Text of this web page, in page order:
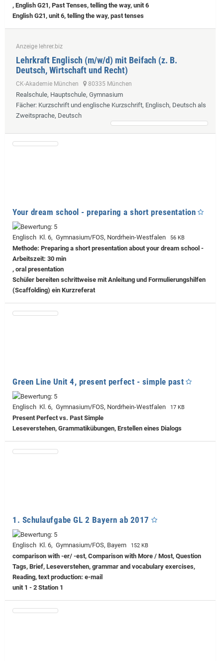
, English G21, Past Tenses, telling the way, unit 6
English G21, unit 6, telling the way, past tenses
Anzeige lehrer.biz
Lehrkraft Englisch (m/w/d) mit Beifach (z. B.
Deutsch, Wirtschaft und Recht)
CK-Akademie München 80335 München
Realschule, Hauptschule, Gymnasium
Fächer: Kurzschrift und englische Kurzschrift, Englisch, Deutsch als
Zweitsprache, Deutsch
Your dream school - preparing a short presentation
Englisch Kl. 6, Gymnasium/FOS, Nordrhein-Westfalen 56 KB
Methode: Preparing a short presentation about your dream school -
Arbeitszeit: 30 min
, oral presentation
Schüler bereiten schrittweise mit Anleitung und Formulierungshilfen
(Scaffolding) ein Kurzreferat
Green Line Unit 4, present perfect - simple past
Englisch Kl. 6, Gymnasium/FOS, Nordrhein-Westfalen 17 KB
Present Perfect vs. Past Simple
Leseverstehen, Grammatikübungen, Erstellen eines Dialogs
1. Schulaufgabe GL 2 Bayern ab 2017
Englisch Kl. 6, Gymnasium/FOS, Bayern 152 KB
comparison with -er/ -est, Comparison with More / Most, Question
Tags, Brief, Leseverstehen, grammar and vocabulary exercises,
Reading, text production: e-mail
unit 1 - 2 Station 1